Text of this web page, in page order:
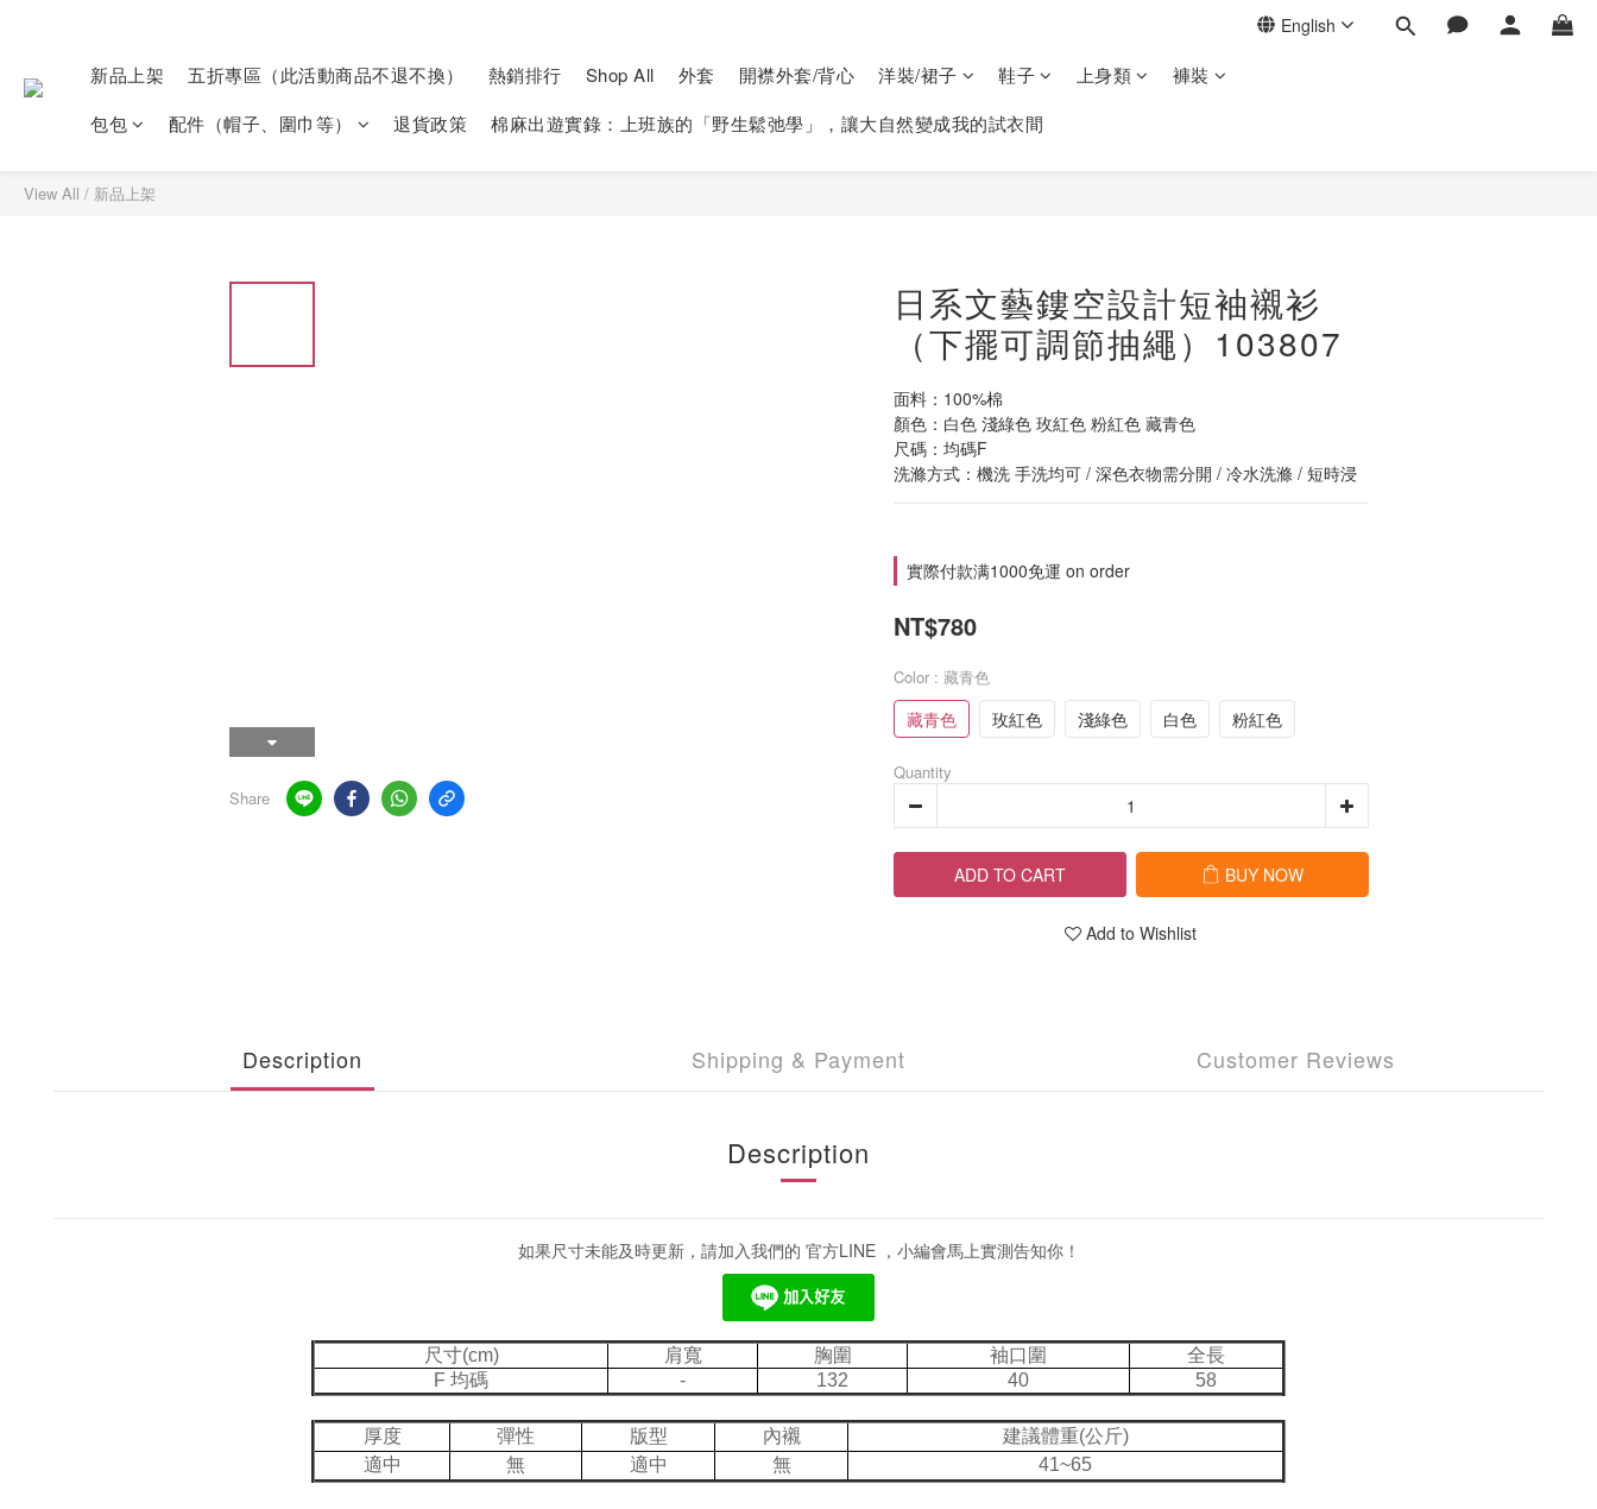
English
新品上架 五折專區（此活動商品不退不換） 熱銷排行 Shop All 外套 開襟外套/背心 洋裝/裙子 鞋子 上身類
褲裝
包包
配件（帽子、圍巾等） 退貨政策 棉麻出遊實錄：上班族的「野生鬆弛學」，讓大自然變成我的試衣間
View All / 新品上架
Share
日系文藝鏤空設計短袖襯衫
（下擺可調節抽繩）103807
面料：100%棉
顏色：白色 淺綠色 玫紅色 粉紅色 藏青色
尺碼：均碼F
洗滌方式：機洗 手洗均可 / 深色衣物需分開 / 冷水洗滌 / 短時浸
實際付款满1000免運 on order
NT$780
Color : 藏青色
藏青色 玫紅色 淺綠色 白色 粉紅色
Quantity
ADD TO CART BUY NOW
Add to Wishlist
Description Shipping & Payment Customer Reviews
Description
如果尺寸未能及時更新，請加入我們的 官方LINE ，小編會馬上實測告知你！
尺寸(cm) 肩寬 胸圍 袖口圍
全長
F 均碼
- 132 40 58
厚度 彈性 版型 內襯
建議體重(公斤)
適中
無 適中 無 41~65